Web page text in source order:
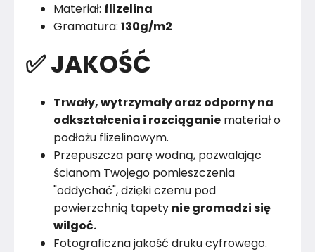
Materiał: flizelina
Gramatura: 130g/m2
✅ JAKOŚĆ
Trwały, wytrzymały oraz odporny na
odkształcenia i rozciąganie materiał o
podłożu flizelinowym.
Przepuszcza parę wodną, pozwalając
ścianom Twojego pomieszczenia
"oddychać", dzięki czemu pod
powierzchnią tapety nie gromadzi się
wilgoć.
Fotograficzna jakość druku cyfrowego.